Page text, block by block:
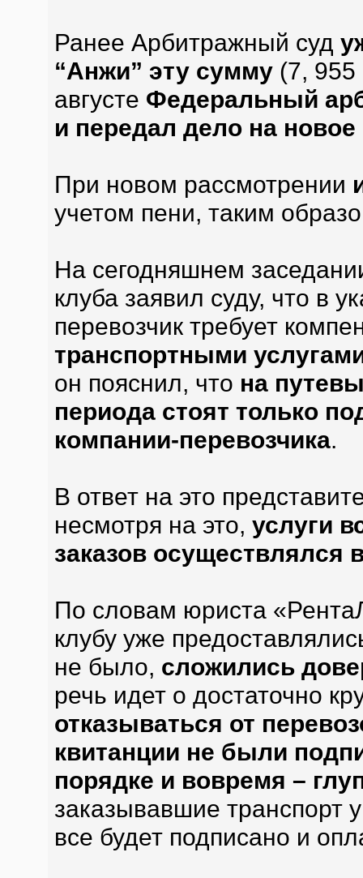
Ранее Арбитражный суд
“Анжи” эту сумму(7, 955
августе Федеральный
и передал дело на
При новом рассмотрении
учетом пени, таким
На сегодняшнем
клуба заявил суду, что в
перевозчик требует
транспортными
он пояснил, что на
периода стоят только
компании-перевозчика.
В ответ на это
несмотря на это, услуги
заказов осуществлялся
По словам юриста
клубу уже
не было, сложились
речь идет о достаточно
отказываться от
квитанции не были
порядке и вовремя –
заказывавшие транспорт
все будет подписано и